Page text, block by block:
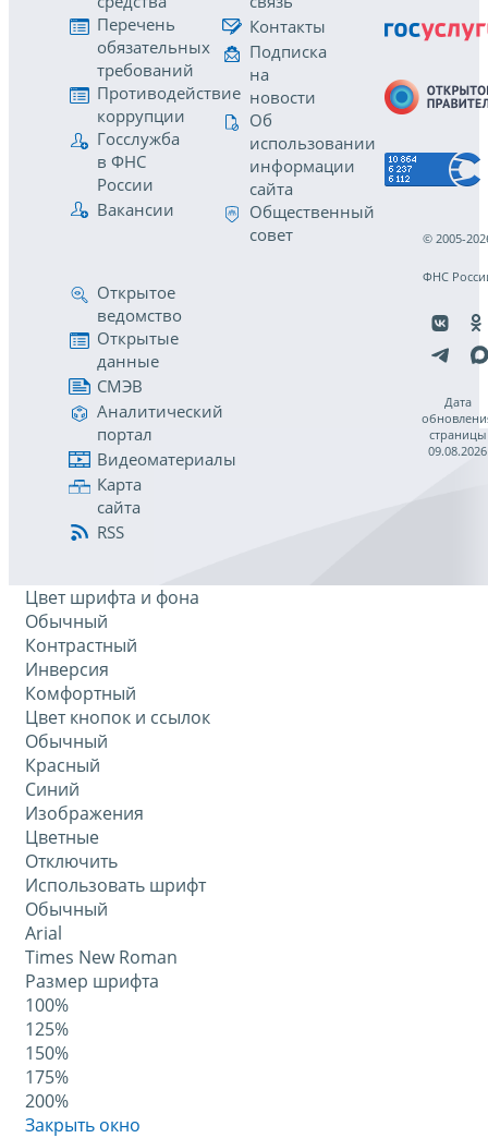
Перечень
обязательных
требований
Противодействие
коррупции
Госслужба
в ФНС
России
Вакансии
Контакты
Подписка
на
новости
Об
использовании
информации
сайта
Общественный
совет
Открытое
ведомство
Открытые
данные
СМЭВ
Аналитический
портал
Видеоматериалы
Карта
сайта
RSS
© 2005-
ФНС
Дата
страницы
09.08.2026
Цвет шрифта и фона
Обычный
Контрастный
Инверсия
Комфортный
Цвет кнопок и ссылок
Обычный
Красный
Синий
Изображения
Цветные
Отключить
Использовать шрифт
Обычный
Arial
Times New Roman
Размер шрифта
100%
125%
150%
175%
200%
Закрыть окно